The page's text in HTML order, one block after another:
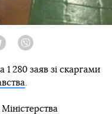
TelegramViber
1 280 заяв зі скаргами